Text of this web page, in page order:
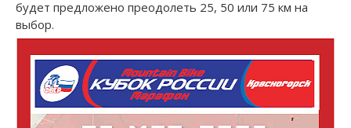
будет предложено преодолеть 25, 50 или 75 км на
выбор.